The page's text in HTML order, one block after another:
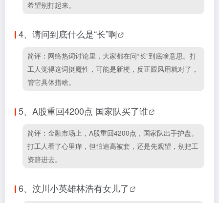
希望别打起来。
4、 请问到底什么是“长”啊
简评：网络热词讨论里，大家都在问“长”到底啥意思。打
工人觉得这词挺魔性，可能是新梗，反正跟风用就对了，
管它具体指啥。
5、 A股重回4200点 国家队买了谁
简评：金融市场上，A股重回4200点，国家队出手护盘。
打工人看了心里痒，但怕追高被套，还是先观望，别把工
资赔进去。
6、 汶川小英雄林浩有女儿了